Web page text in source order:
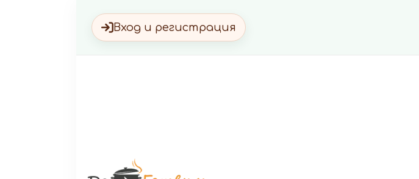
Вход и регистрация